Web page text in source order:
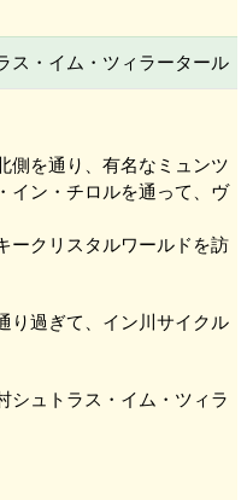
ス・イム・ツィラータール
側を通り、有名なミュンツ
イン・チロルを通って、ヴ
ークリスタルワールド を訪
り過ぎて、イン川サイクル
シュトラス・イム・ツィラ